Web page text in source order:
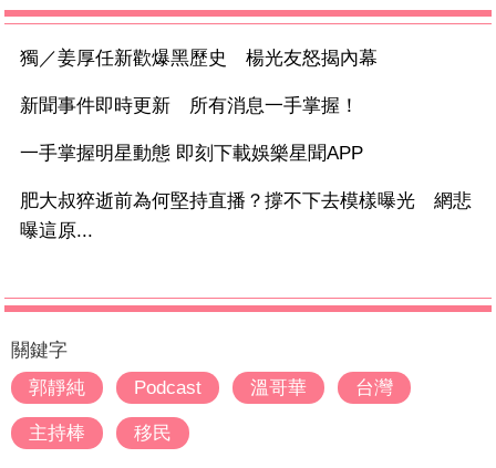
獨／姜厚任新歡爆黑歷史 楊光友怒揭內幕
新聞事件即時更新 所有消息一手掌握！
一手掌握明星動態 即刻下載娛樂星聞APP
肥大叔猝逝前為何堅持直播？撐不下去模樣曝光 網悲
曝這原...
關鍵字
郭靜純
Podcast 溫哥華 台灣
主持棒 移民